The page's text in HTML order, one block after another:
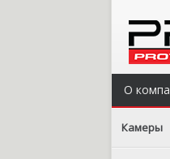
О
Камеры